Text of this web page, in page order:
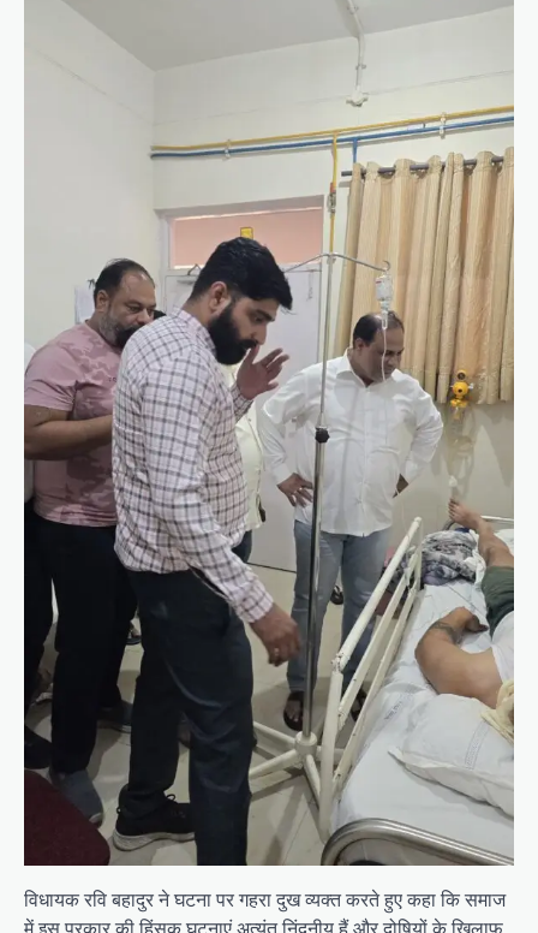
विधायक रवि बहादुर ने घटना पर गहरा दुख व्यक्त करते हुए कहा कि समाज